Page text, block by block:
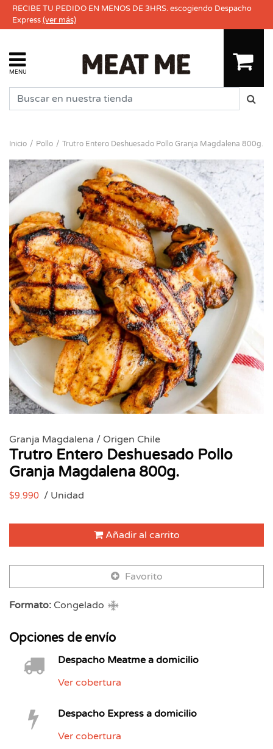
RECIBE TU PEDIDO EN MENOS DE 3HRS. escogiendo Despacho
Express(ver más)
MENU
Inicio Pollo Trutro Entero Deshuesado Pollo Granja Magdalena 800g.
Granja Magdalena / Origen Chile
Trutro Entero Deshuesado Pollo
Granja Magdalena 800g.
$9.990 / Unidad
Añadir al carrito
Favorito
Formato: Congelado
Opciones de envío
Despacho Meatme a domicilio
Ver cobertura
Despacho Express a domicilio
Ver cobertura